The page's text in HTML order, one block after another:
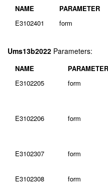
NAME PARAMETER
E3102401
form
Ums13b2022 Parameters:
NAME PARAMETER
E3102205
form
E3102206 form
E3102307 form
E3102308 form